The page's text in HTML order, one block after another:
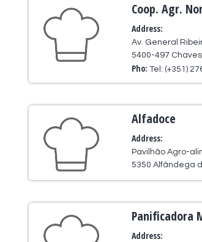
Coop. Agr.
Address:
Av. General
5400-497 Chaves
Pho: Tel: (+351)
Alfadoce
Address:
Pavilhão Agro-
5350 Alfândega
Panificadora
Address: